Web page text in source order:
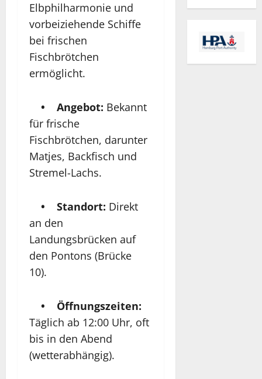
Elbphilharmonie und
vorbeiziehende Schiffe
bei frischen
Fischbrötchen
ermöglicht.
• Angebot: Bekannt
für frische
Fischbrötchen, darunter
Matjes, Backfisch und
Stremel-Lachs.
• Standort: Direkt
an den
Landungsbrücken auf
den Pontons (Brücke
10).
• Öffnungszeiten:
Täglich ab 12:00 Uhr, oft
bis in den Abend
(wetterabhängig).